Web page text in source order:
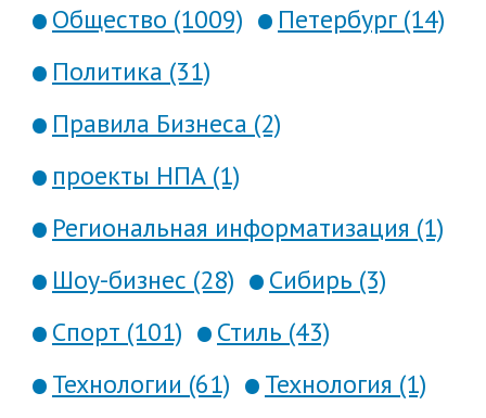
Общество (1009)
Петербург (14)
Политика (31)
Правила Бизнеса (2)
проекты НПА (1)
Региональная информатизация (1)
Шоу-бизнес (28)
Сибирь (3)
Спорт (101)
Стиль (43)
Технологии (61)
Технология (1)